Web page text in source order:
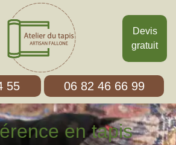
Devis
gratuit
55 06 82 46 66 99
en tapis